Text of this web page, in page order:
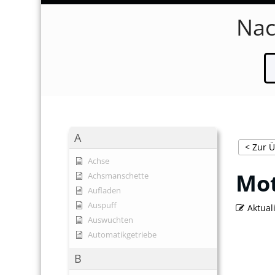
A
Achse
Achsmanschette
Aufladen
Auspuff
Auswuchten
Automatikgetriebe
B
< Zur